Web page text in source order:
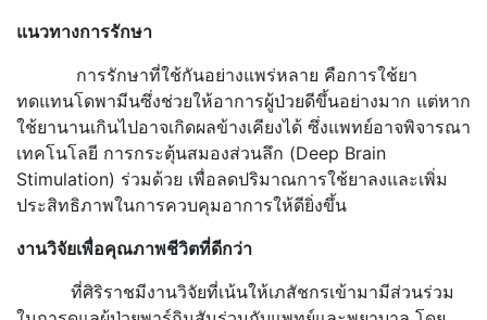
แนวทางการรักษา
การรักษาที่ใช้กันอย่างแพร่หลาย คือการใช้ยา
ทดแทนโดพามีนซึ่งช่วยให้อาการผู้ป่วยดีขึ้นอย่างมาก แต่หาก
ใช้ยานานเกินไปอาจเกิดผลข้างเคียงได้ ซึ่งแพทย์อาจพิจารณา
เทคโนโลยี การกระตุ้นสมองส่วนลึก (Deep Brain
Stimulation) ร่วมด้วย เพื่อลดปริมาณการใช้ยาลงและเพิ่ม
ประสิทธิภาพในการควบคุมอาการให้ดียิ่งขึ้น
งานวิจัยเพื่อคุณภาพชีวิตที่ดีกว่า
ที่ศิริราชมีงานวิจัยที่เน้นให้เภสัชกรเข้ามามีส่วนร่วม